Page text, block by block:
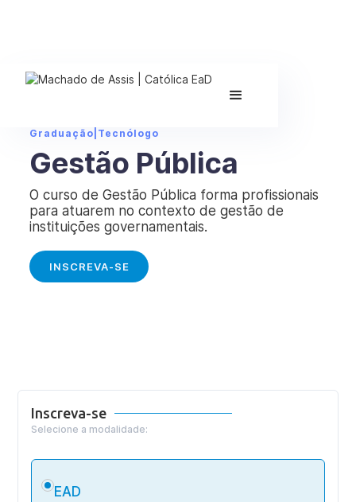
Graduação Tecnólogo
Gestão Pública
O curso de Gestão Pública forma profissionais
para atuarem no contexto de gestão de
instituições governamentais.
INSCREVA-SE
Inscreva-se
Selecione a modalidade:
EAD